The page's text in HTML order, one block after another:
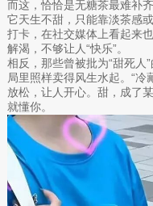
而这，恰恰是无糖茶最难补齐
它天生不甜，只能靠淡茶感
打卡，在社交媒体上看起来
解渴，不够让人“快乐”。
相反，那些曾被批为“甜死人
局里照样卖得风生水起。“冷
放松，让人开心。甜，成了
就懂你。